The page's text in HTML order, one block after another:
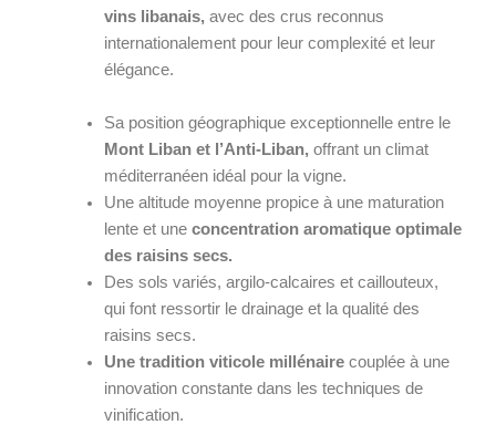
vins libanais, avec des crus reconnus
internationalement pour leur complexité et leur
élégance.
Sa position géographique exceptionnelle entre le
Mont Liban et l’Anti-Liban, offrant un climat
méditerranéen idéal pour la vigne.
Une altitude moyenne propice à une maturation
lente et une concentration aromatique optimale
des raisins secs.
Des sols variés, argilo-calcaires et caillouteux,
qui font ressortir le drainage et la qualité des
raisins secs.
Une tradition viticole millénairecouplée à une
innovation constante dans les techniques de
vinification.